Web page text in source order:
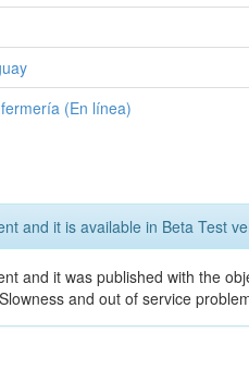
(En línea)
and it is available in Beta Test
and it was published with the
and out of service